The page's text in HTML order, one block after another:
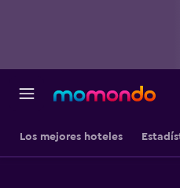
Los mejores hoteles